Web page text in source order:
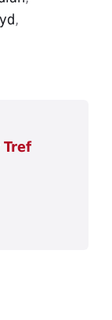
,